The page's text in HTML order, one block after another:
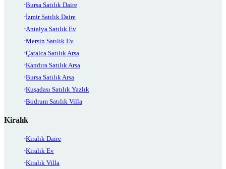
Bursa Satılık Daire
İzmir Satılık Daire
Antalya Satılık Ev
Mersin Satılık Ev
Çatalca Satılık Arsa
Kandıra Satılık Arsa
Bursa Satılık Arsa
Kuşadası Satılık Yazlık
Bodrum Satılık Villa
Kiralık
Kiralık Daire
Kiralık Ev
Kiralık Villa